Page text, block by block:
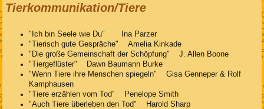
Tierkommunikation/Tiere
"Ich bin Seele wie Du" Ina Parzer
"Tierisch gute Gespräche" Amelia Kinkade
"Die große Gemeinschaft der Schöpfung" J. Allen Boone
"Tiergeflüster" Dawn Baumann Burke
"Wenn Tiere ihre Menschen spiegeln" Gisa Genneper & Rolf
Kamphausen
"Tiere erzählen vom Tod" Penelope Smith
"Auch Tiere überleben den Tod" Harold Sharp